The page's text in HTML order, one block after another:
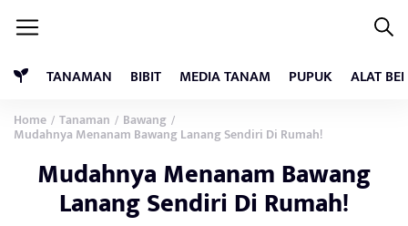
TANAMAN BIBIT MEDIA TANAM PUPUK ALAT
Home / Tanaman / Bawang /
Mudahnya Menanam Bawang Lanang Sendiri Di Rumah!
Mudahnya Menanam Bawang
Lanang Sendiri Di Rumah!